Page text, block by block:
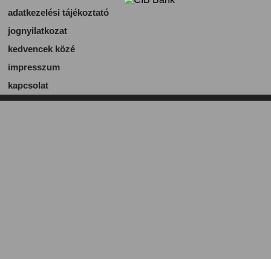
adatkezelési tájékoztató
jognyilatkozat
kedvencek közé
impresszum
kapcsolat